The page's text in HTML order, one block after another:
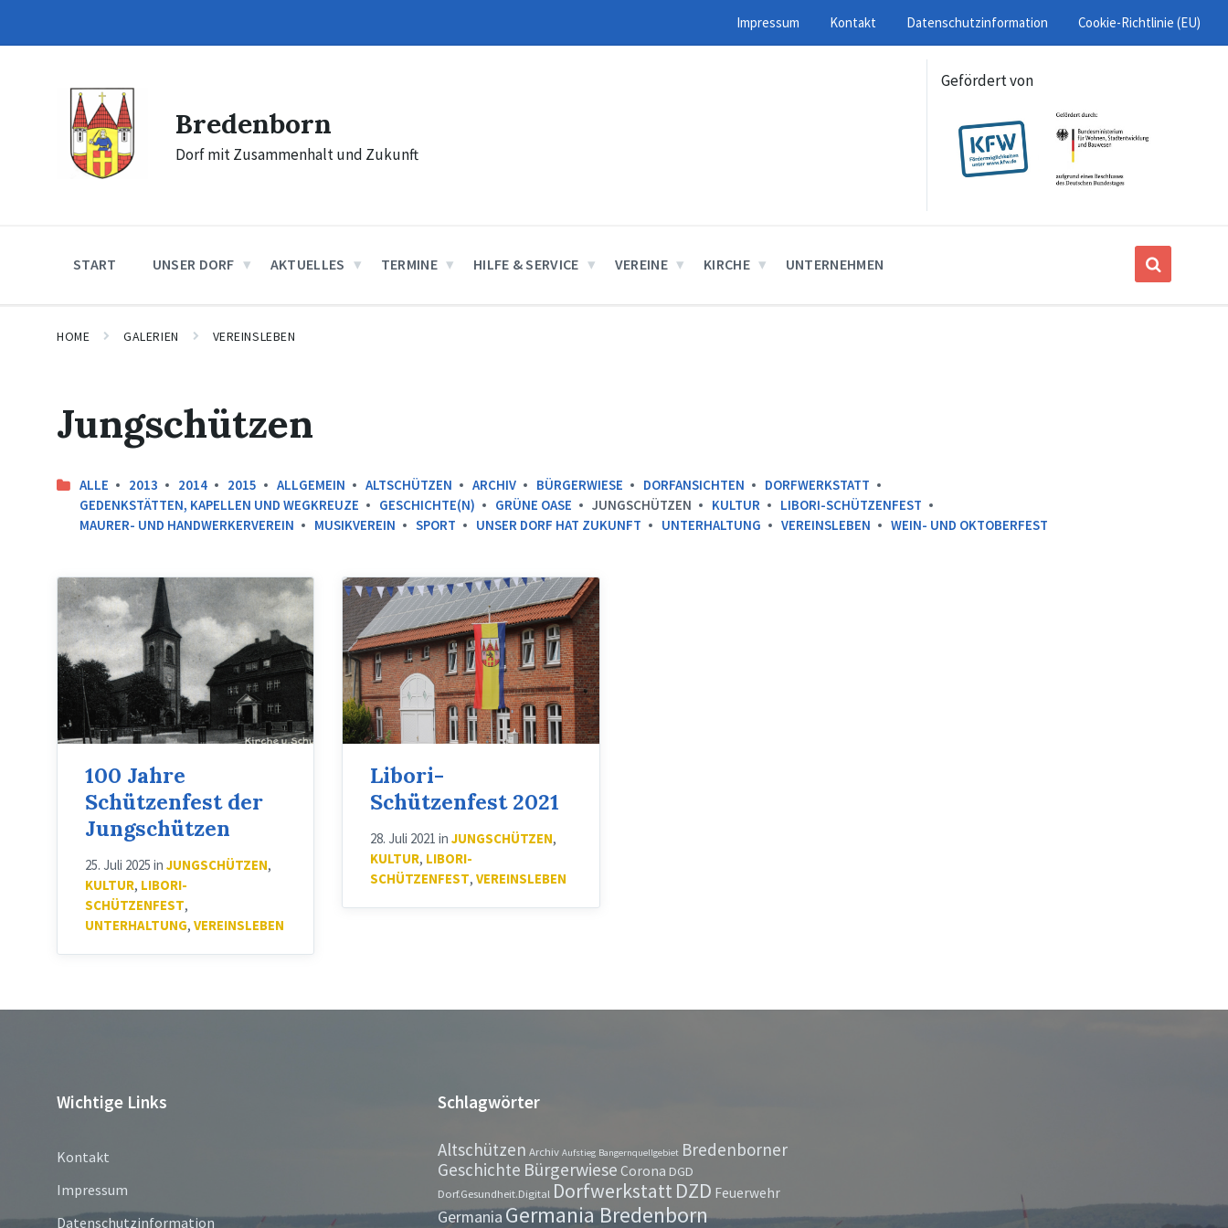
content
main
footer
Impressum Kontakt Datenschutzinformation Cookie-Richtlinie (EU)
Bredenborn
Dorf mit Zusammenhalt und Zukunft
Gefördert von
START UNSER DORF AKTUELLES TERMINE HILFE & SERVICE VEREINE KIRCHE UNTERNEHMEN
HOME GALERIEN VEREINSLEBEN
Jungschützen
ALLE 2013 2014 2015 ALLGEMEIN ALTSCHÜTZEN ARCHIV BÜRGERWIESE DORFANSICHTEN
DORFWERKSTATT
GEDENKSTÄTTEN, KAPELLEN UND WEGKREUZE
GESCHICHTE(N) GRÜNE OASE JUNGSCHÜTZEN KULTUR
LIBORI-SCHÜTZENFEST
MAURER- UND HANDWERKERVEREIN
MUSIKVEREIN SPORT UNSER DORF HAT ZUKUNFT UNTERHALTUNG VEREINSLEBEN WEIN- UND OKTOBERFEST
100 Jahre
Schützenfest der
Jungschützen
25. Juli 2025 in JUNGSCHÜTZEN,
KULTUR, LIBORI-
SCHÜTZENFEST,
UNTERHALTUNG, VEREINSLEBEN
Libori
2021
-
Fahne
Libori-
Schützenfest 2021
28. Juli 2021inJUNGSCHÜTZEN,
KULTUR, LIBORI-
SCHÜTZENFEST,VEREINSLEBEN
Wichtige Links
Kontakt
Impressum
Datenschutzinformation
Schlagwörter
Altschützen Archiv Aufstieg Bangernquellgebiet Bredenborner
Geschichte Bürgerwiese Corona DGD
Dorf.Gesundheit.Digital Dorfwerkstatt DZD Feuerwehr
GermaniaGermania Bredenborn